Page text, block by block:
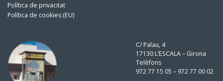
Política de privacitat
Política de cookies (EU)
C/ Palau, 4
17130 L’ESCALA – Girona
Telèfons
972 77 15 05 – 972 77 00 02